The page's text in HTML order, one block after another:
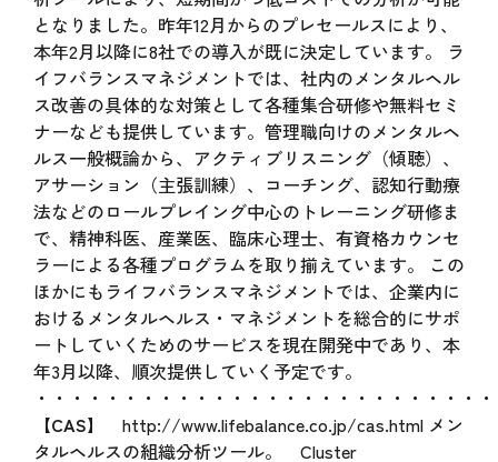
となりました。昨年12月からのプレセールスにより、
本年2月以降に8社での導入が既に決定しています。 ラ
イフバランスマネジメントでは、社内のメンタルヘル
ス改善の具体的な対策として各種集合研修や無料セミ
ナーなども提供しています。管理職向けのメンタルヘ
ルス一般概論から、アクティブリスニング（傾聴）、
アサーション（主張訓練）、コーチング、認知行動療
法などのロールプレイング中心のトレーニング研修ま
で、精神科医、産業医、臨床心理士、有資格カウンセ
ラーによる各種プログラムを取り揃えています。 この
ほかにもライフバランスマネジメントでは、企業内に
おけるメンタルヘルス・マネジメントを総合的にサポ
ートしていくためのサービスを現在開発中であり、本
年3月以降、順次提供していく予定です。
・・・・・・・・・・・・・・・・・・・・・・・・
【CAS】
http://www.lifebalance.co.jp/cas.htmlメン
タルヘルスの組織分析ツール。 Cluster